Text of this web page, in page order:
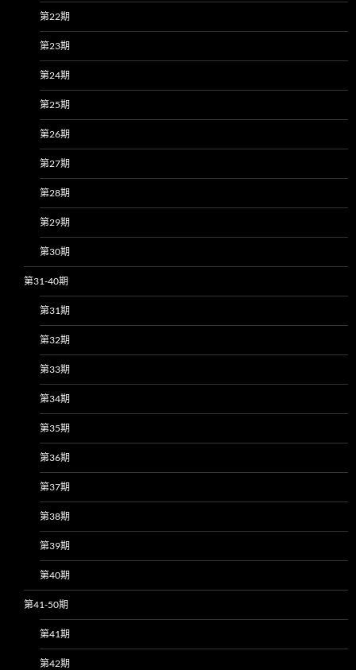
第22期
第23期
第24期
第25期
第26期
第27期
第28期
第29期
第30期
第31-40期
第31期
第32期
第33期
第34期
第35期
第36期
第37期
第38期
第39期
第40期
第41-50期
第41期
第42期